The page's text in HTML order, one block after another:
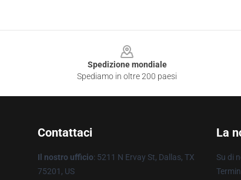
Spedizione mondiale
Spediamo in oltre 200 paesi
Contattaci
Il nostro ufficio: 5211 N Ervay St, Dallas, TX
75201, US
La
Su di